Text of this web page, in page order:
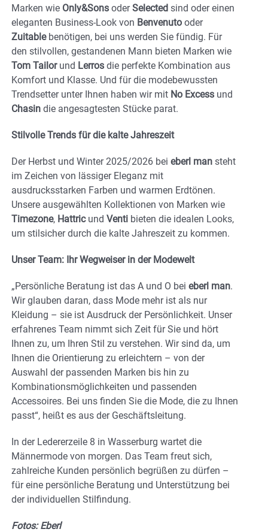
Marken wie Only&Sons oderSelected sind oder einen
eleganten Business-Look von Benvenuto oder
Zuitablebenötigen, bei uns werden Sie fündig. Für
den stilvollen, gestandenen Mann bieten Marken wie
Tom Tailorund Lerros die perfekte Kombination aus
Komfort und Klasse. Und für die modebewussten
Trendsetter unter Ihnen haben wir mit No Excess und
Chasin die angesagtesten Stücke parat.
Stilvolle Trends für die kalte Jahreszeit
Der Herbst und Winter 2025/2026 bei eberl man steht
im Zeichen von lässiger Eleganz mit
ausdrucksstarken Farben und warmen Erdtönen.
Unsere ausgewählten Kollektionen von Marken wie
Timezone, Hattricund Venti bieten die idealen Looks,
um stilsicher durch die kalte Jahreszeit zu kommen.
Unser Team: Ihr Wegweiser in der Modewelt
„Persönliche Beratung ist das A und O bei eberl man.
Wir glauben daran, dass Mode mehr ist als nur
Kleidung – sie ist Ausdruck der Persönlichkeit. Unser
erfahrenes Team nimmt sich Zeit für Sie und hört
Ihnen zu, um Ihren Stil zu verstehen. Wir sind da, um
Ihnen die Orientierung zu erleichtern – von der
Auswahl der passenden Marken bis hin zu
Kombinationsmöglichkeiten und passenden
Accessoires. Bei uns finden Sie die Mode, die zu Ihnen
passt“, heißt es aus der Geschäftsleitung.
In der Ledererzeile 8 in Wasserburg wartet die
Männermode von morgen. Das Team freut sich,
zahlreiche Kunden persönlich begrüßen zu dürfen –
für eine persönliche Beratung und Unterstützung bei
der individuellen Stilfindung.
Fotos: Eberl